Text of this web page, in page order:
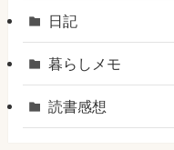
日記
暮らしメモ
読書感想